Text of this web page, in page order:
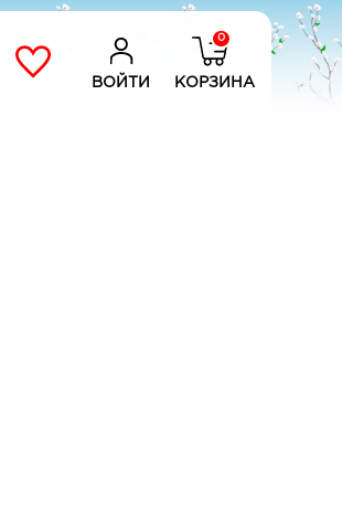
ВОЙТИ
0
КОРЗИНА